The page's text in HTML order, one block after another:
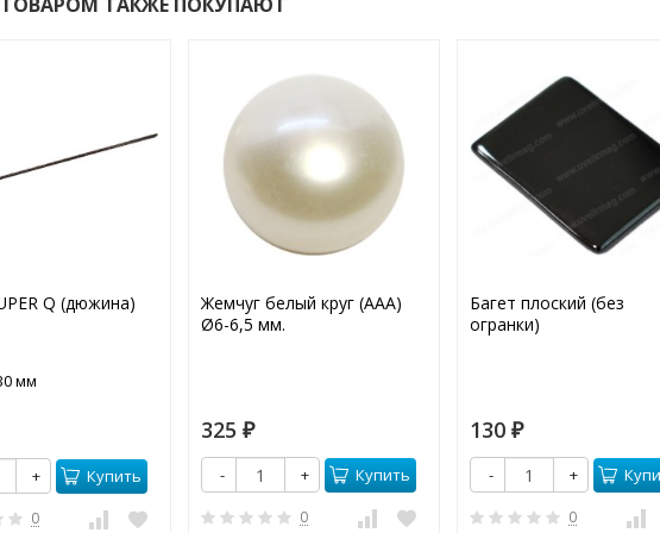
Q (дюжина)
мм
+ Купить
0
Жемчуг белый круг (ААА)
Ø6-6,5 мм.
325 ₽
- + Купить
0
Багет плоский (без
огранки)
130 ₽
- +
0